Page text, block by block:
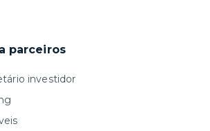
parceiros
investidor